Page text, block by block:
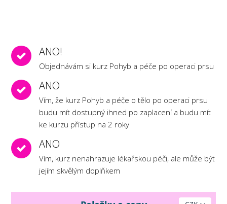
ANO!
Objednávám si kurz Pohyb a péče po operaci prsu
ANO
Vím, že kurz Pohyb a péče o tělo po operaci prsu
budu mít dostupný ihned po zaplacení a budu mít
ke kurzu přístup na 2 roky
ANO
Vím, kurz nenahrazuje lékařskou péči, ale může být
jejím skvělým doplňkem